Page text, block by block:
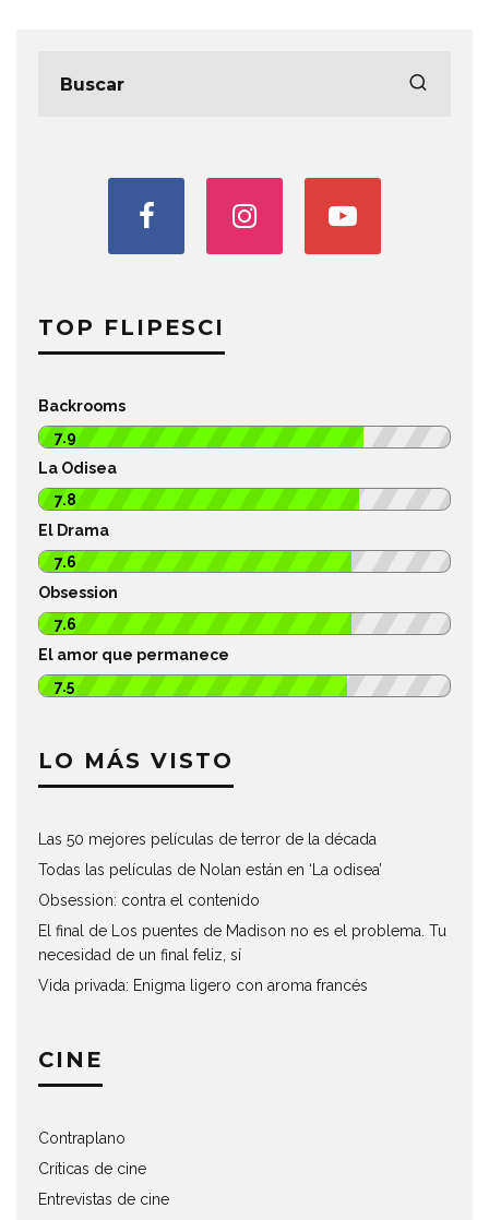
TOP FLIPESCI
Backrooms
7.9
La Odisea
7.8
El Drama
7.6
Obsession
7.6
El amor que permanece
7.5
LO MÁS VISTO
Las 50 mejores películas de terror de la década
Todas las películas de Nolan están en ‘La odisea’
Obsession: contra el contenido
El final de Los puentes de Madison no es el problema. Tu
necesidad de un final feliz, sí
Vida privada: Enigma ligero con aroma francés
CINE
Contraplano
Críticas de cine
Entrevistas de cine